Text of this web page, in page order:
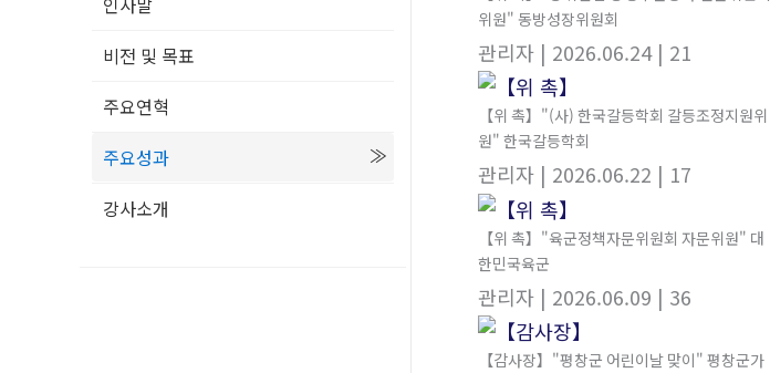
비전 및 목표
주요연혁
주요성과
강사소개
위원" 동방성장위원회
관리자 | 2026.06.24 | 21
【위 촉】"(사) 한국갈등학회 갈등조정지원위
원" 한국갈등학회
관리자 | 2026.06.22 | 17
【위 촉】"육군정책자문위원회 자문위원" 대
한민국육군
관리자 | 2026.06.09 | 36
【감사장】"평창군 어린이날 맞이" 평창군가